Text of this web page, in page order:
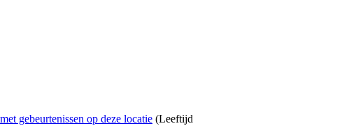
(Leeftijd